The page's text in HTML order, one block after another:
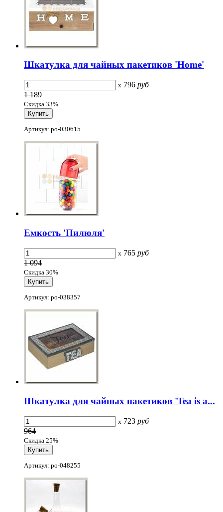
Шкатулка для чайных пакетиков 'Home'
x 796 руб
1 189
Скидка 33%
Артикул: po-030615
Емкость 'Пилюля'
x 765 руб
1 094
Скидка 30%
Артикул: po-038357
Шкатулка для чайных пакетиков 'Tea is a...
x 723 руб
964
Скидка 25%
Артикул: po-048255